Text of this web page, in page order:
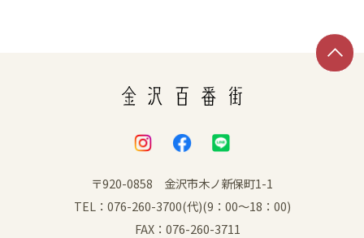
SNS
〒920-0858 金沢市木ノ新保町1-1
TEL：076-260-3700(代)(9：00～18：00)
FAX：076-260-3711